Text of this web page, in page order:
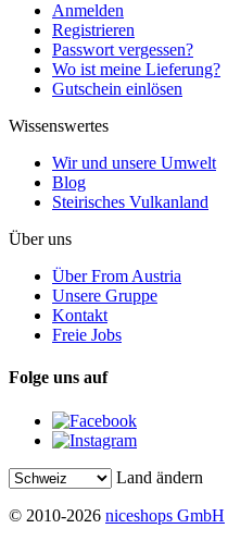
Anmelden
Registrieren
Passwort vergessen?
Wo ist meine Lieferung?
Gutschein einlösen
Wissenswertes
Wir und unsere Umwelt
Blog
Steirisches Vulkanland
Über uns
Über From Austria
Unsere Gruppe
Kontakt
Freie Jobs
Folge uns auf
Land ändern
© 2010-2026 niceshops GmbH